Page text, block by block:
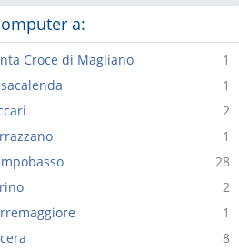
a:
1
Croce di Magliano
1
2
1
28
2
1
8